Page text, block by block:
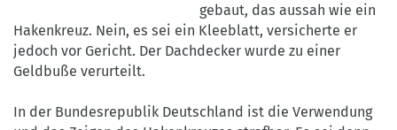
Verfassungsschutz
Brandenburg
gebaut, das aussah wie ein
Hakenkreuz. Nein, es sei ein Kleeblatt, versicherte er
jedoch vor Gericht. Der Dachdecker wurde zu einer
Geldbuße verurteilt.
In der Bundesrepublik Deutschland ist die Verwendung